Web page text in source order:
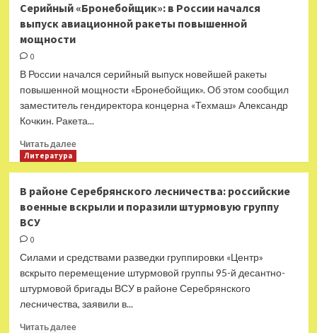
Театре
Луны
состоялась
мюзикла
«Маяковский»
Серийный «Бронебойщик»: в России начался
выпуск авиационной ракеты повышенной
мощности
0
В России начался серийный выпуск новейшей ракеты
повышенной мощности «Бронебойщик». Об этом сообщил
заместитель гендиректора концерна «Техмаш» Александр
Кочкин. Ракета...
Читать далееПрочитать
«Бронебойщик»:
в
авиационной
ракеты
повышенной
мощности
Литература
В районе Серебрянского лесничества: российские
военные вскрыли и поразили штурмовую группу
ВСУ
0
Силами и средствами разведки группировки «Центр»
вскрыто перемещение штурмовой группы 95-й десантно-
штурмовой бригады ВСУ в районе Серебрянского
лесничества, заявили в...
Читать далееПрочитать